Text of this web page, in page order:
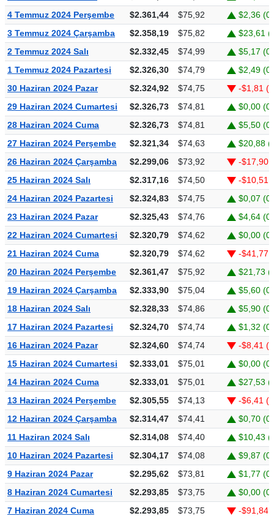
4 Temmuz 2024 Perşembe
$2.361,44 $75,92
$2,36
3 Temmuz 2024 Çarşamba
$2.358,19 $75,82
$23,61
2 Temmuz 2024 Salı
$2.332,45 $74,99
$5,17
1 Temmuz 2024 Pazartesi
$2.326,30 $74,79
$2,49
30 Haziran 2024 Pazar
$2.324,92 $74,75
-$1,81 (-
29 Haziran 2024 Cumartesi
$2.326,73 $74,81
$0,00
28 Haziran 2024 Cuma
$2.326,73 $74,81
$5,50
27 Haziran 2024 Perşembe
$2.321,34 $74,63
$20,88
26 Haziran 2024 Çarşamba
$2.299,06 $73,92
-$17,90
25 Haziran 2024 Salı
$2.317,16 $74,50
-$10,51
24 Haziran 2024 Pazartesi
$2.324,83 $74,75
$0,07
23 Haziran 2024 Pazar
$2.325,43 $74,76
$4,64
22 Haziran 2024 Cumartesi
$2.320,79 $74,62
$0,00
21 Haziran 2024 Cuma
$2.320,79 $74,62
-$41,77
20 Haziran 2024 Perşembe
$2.361,47 $75,92
$21,73
19 Haziran 2024 Çarşamba
$2.333,90 $75,04
$5,60
18 Haziran 2024 Salı
$2.328,33 $74,86
$5,90
17 Haziran 2024 Pazartesi
$2.324,70 $74,74
$1,32
16 Haziran 2024 Pazar
$2.324,60 $74,74
-$8,41 (-
15 Haziran 2024 Cumartesi
$2.333,01 $75,01
$0,00
14 Haziran 2024 Cuma
$2.333,01 $75,01
$27,53
13 Haziran 2024 Perşembe
$2.305,55 $74,13
-$6,41 (-
12 Haziran 2024 Çarşamba
$2.314,47 $74,41
$0,70
11 Haziran 2024 Salı
$2.314,08 $74,40
$10,43
10 Haziran 2024 Pazartesi
$2.304,17 $74,08
$9,87
9 Haziran 2024 Pazar
$2.295,62 $73,81
$1,77
8 Haziran 2024 Cumartesi
$2.293,85 $73,75
$0,00
7 Haziran 2024 Cuma
$2.293,85 $73,75
-$91,84